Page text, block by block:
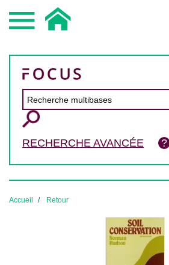
RECHERCHE AVANCÉE
Accueil Retour